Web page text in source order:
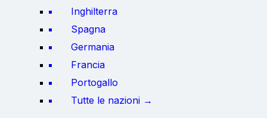
Inghilterra
Spagna
Germania
Francia
Portogallo
Tutte le nazioni →